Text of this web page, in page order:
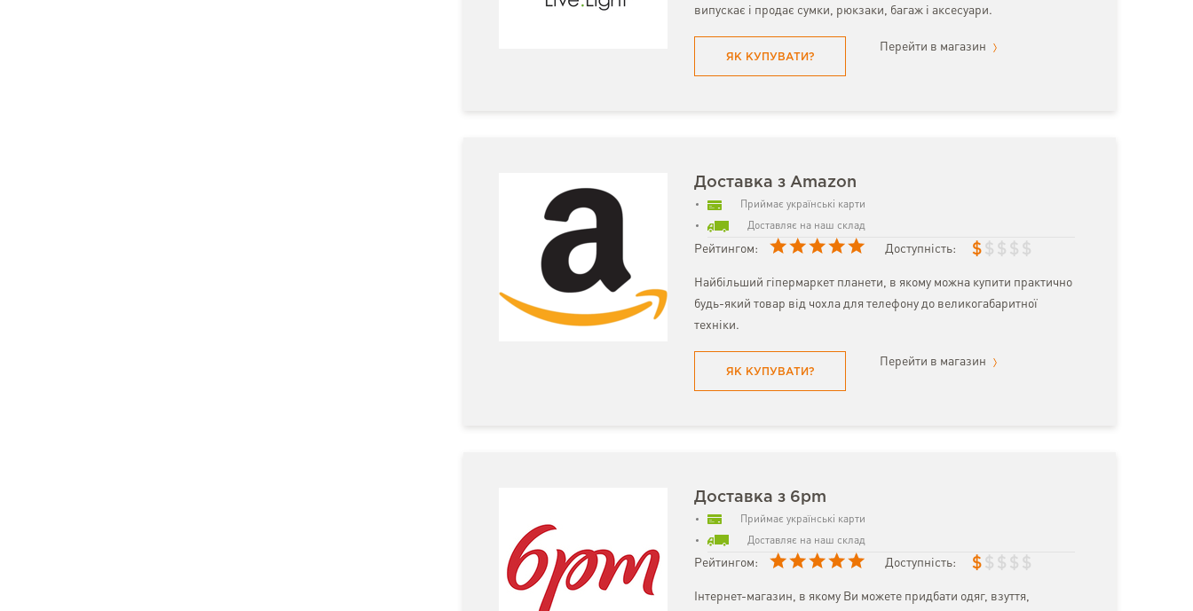
випускає і продає сумки, рюкзаки, багаж і аксесуари.
ЯК КУПУВАТИ?
Перейти в магазин
Доставка з Amazon
Приймає українські карти
Доставляє на наш склад
Рейтингом: Доступність: $ $ $ $ $
Найбільший гіпермаркет планети, в якому можна купити практично
будь-який товар від чохла для телефону до великогабаритної
техніки.
ЯК КУПУВАТИ?
Перейти в магазин
Доставка з 6pm
Приймає українські карти
Доставляє на наш склад
Рейтингом: Доступність: $ $ $ $ $
Інтернет-магазин, в якому Ви можете придбати одяг, взуття,